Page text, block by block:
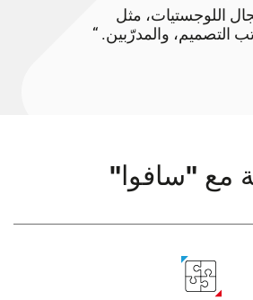
اللوجستيات، مثل
والمدرّبين. “
مع "سافوا"